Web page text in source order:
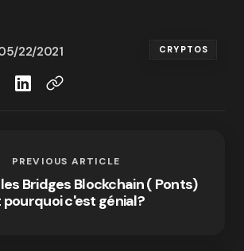
22/2021 CRYPTOS
PREVIOUS ARTICLE
Bridges Blockchain ( Ponts)
pourquoi c'est génial?